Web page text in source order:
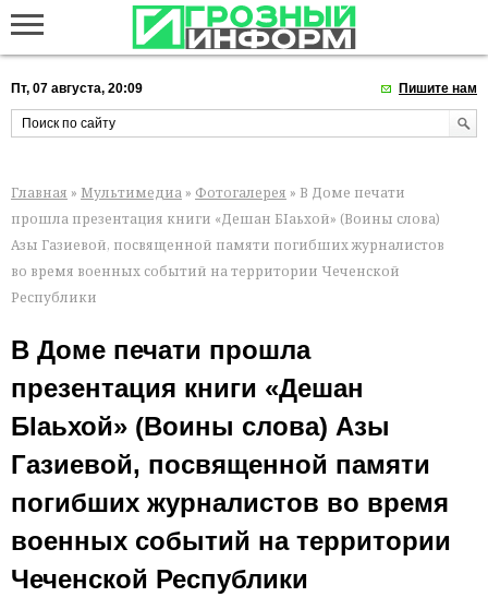
Пт, 07 августа, 20:09 Пишите нам
Главная » Мультимедиа » Фотогалерея » В Доме печати
прошла презентация книги «Дешан БIаьхой» (Воины слова)
Азы Газиевой, посвященной памяти погибших журналистов
во время военных событий на территории Чеченской
Республики
В Доме печати прошла
презентация книги «Дешан
БIаьхой» (Воины слова) Азы
Газиевой, посвященной памяти
погибших журналистов во время
военных событий на территории
Чеченской Республики